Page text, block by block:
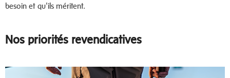
besoin et qu'ils méritent.
Nos priorités revendicatives